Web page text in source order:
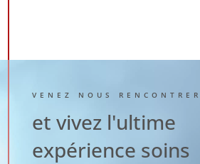
VENEZ NOUS RENCONTRER
et vivez l'ultime
expérience soins